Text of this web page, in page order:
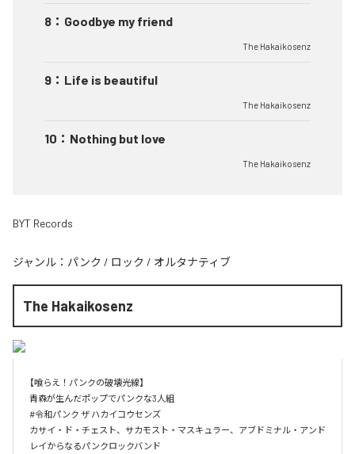
8 ： Goodbye my friend
The Hakaikosenz
9 ： Life is beautiful
The Hakaikosenz
10 ： Nothing but love
The Hakaikosenz
BYT Records
ジャンル： パンク / ロック / オルタナティブ
The Hakaikosenz
【喰らえ！パンクの破壊光線】
青森が生んだポップでパンクな3人組
#令和パンク ザ ハカイコウセンズ
カサイ・ド・チェスト、サカモスト・マスキュラー、アブドミナル・アンド
レイからなるパンクロックバンド